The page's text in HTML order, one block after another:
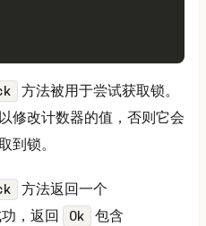
方法被用于尝试获取锁。
修改计数器的值，否则它会
到锁。
方法返回一个
，返回 Ok 包含